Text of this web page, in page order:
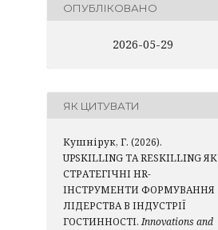
ОПУБЛІКОВАНО
2026-05-29
ЯК ЦИТУВАТИ
Кушнірук, Г. (2026).
UPSKILLING ТА RESKILLING ЯК
СТРАТЕГІЧНІ HR-
ІНСТРУМЕНТИ ФОРМУВАННЯ
ЛІДЕРСТВА В ІНДУСТРІЇ
ГОСТИННОСТІ.Innovations and